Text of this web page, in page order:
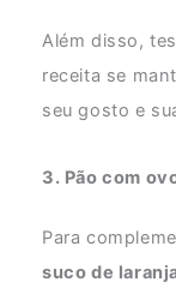
Além disso,
receita se
seu gosto e
3. Pão com
Para
suco de